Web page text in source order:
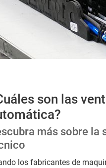
son las
más sobre la
los fabricantes de